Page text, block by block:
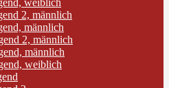
weiblich
2, männlich
männlich
2, männlich
männlich
weiblich